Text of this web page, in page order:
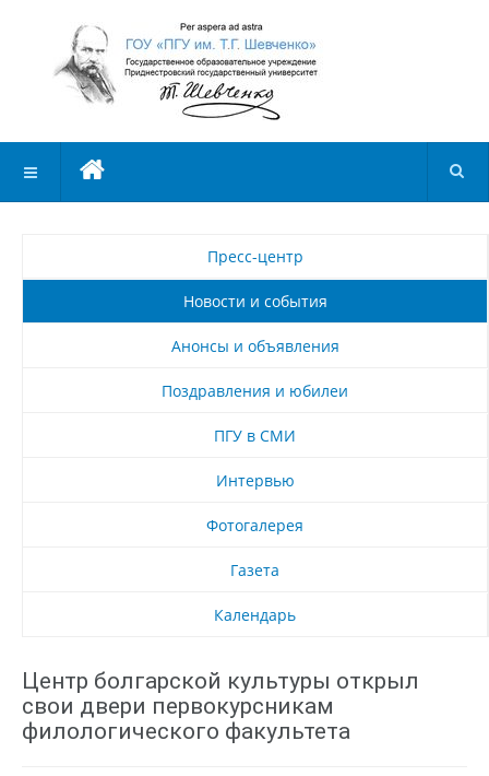
Пресс-центр
Новости и события
Анонсы и объявления
Поздравления и юбилеи
ПГУ в СМИ
Интервью
Фотогалерея
Газета
Календарь
Центр болгарской культуры открыл
свои двери первокурсникам
филологического факультета